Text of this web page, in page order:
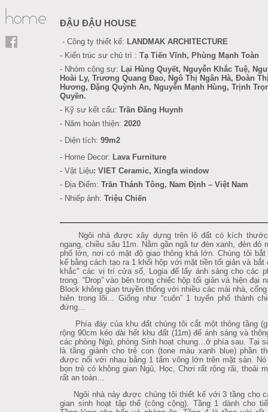
ĐẬU ĐẬU HOUSE
- Công ty thiết kế: LANDMAK ARCHITECTURE
- Kiến trúc sư chủ trì : Tạ Tiến Vĩnh, Phùng Mạnh Toàn
- Nhóm cộng sự: Lại Hùng Quyết, Nguyễn Khắc Tuệ,
Hoài Ly, Trương Quang Đạo, Ngô Thị Ngân Hà, Đoàn
Hương, Đặng Quỳnh An, Nguyễn Mạnh Hùng, Trịnh
Quyền.
- Kỹ sư kết cấu: Trần Đăng Huynh
- Năm hoàn thiện: 2020
- Diện tích: 99m2
- Home Decor: Lava Furniture
- Vật Liệu: VIET Ceramic, Xingfa window
- Địa Điểm: Trần Thánh Tông, Nam Định – Việt Nam
- Nhiếp ảnh: Triệu Chiến
Ngôi nhà được xây dựng trên lô đất có kích thước
ngang, chiều sâu 11m. Nằm gần ngã tư đèn xanh, đèn đỏ
phố lớn, nơi có mật độ giao thông khá lớn. Chúng tôi bắt
kế bằng cách tạo ra 1 khối hộp với mặt tiền tối giản và bắt
khắc" các vị trí cửa sổ, Logia để lấy ánh sáng cho các
trong. “Drop” vào bên trong chiếc hộp tối giản và hiện đại
Block không gian truyền thống với nhiều các mái nhà,
hiên trong lõi... Giống như “cuộn” 1 tuyến phố thành
đứng...
Phía đáy của khu đất chúng tôi cắt một thông tầng
rộng 90cm kéo dài hết khu đất (11m) để ánh sáng và
các phòng Ngủ, phòng Sinh hoạt chung…ở phía sau. Tại
là tầng giành cho trẻ con (tone màu xanh blue) phần
được nối với nhau bằng 1 tấm võng lớn trên mặt sàn. Nó
bọn trẻ có không gian Ngủ, Học, Chơi rất rộng rãi, thoải
rất an toàn…
Ngôi nhà này được chúng tôi thiết kế với 3 tầng cho
gian sinh hoạt tập thể (công cộng). Tầng 1 dành cho